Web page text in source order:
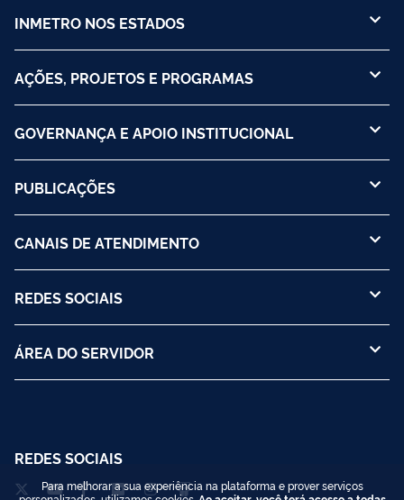
INMETRO NOS ESTADOS
AÇÕES, PROJETOS E PROGRAMAS
GOVERNANÇA E APOIO INSTITUCIONAL
PUBLICAÇÕES
CANAIS DE ATENDIMENTO
REDES SOCIAIS
ÁREA DO SERVIDOR
REDES SOCIAIS
Para melhorar a sua experiência na plataforma e prover serviços